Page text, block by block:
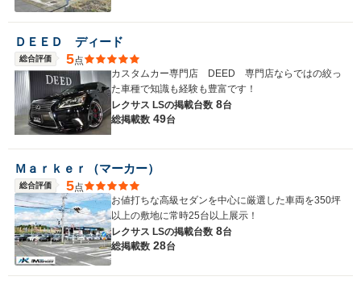
ＤＥＥＤ ディード
総合評価 5点
カスタムカー専門店 DEED 専門店ならではの絞っ
た車種で知識も経験も豊富です！
レクサス LSの掲載台数 8台
総掲載数 49台
Ｍａｒｋｅｒ（マーカー）
総合評価 5点
お値打ちな高級セダンを中心に厳選した車両を350坪
以上の敷地に常時25台以上展示！
レクサス LSの掲載台数 8台
総掲載数 28台